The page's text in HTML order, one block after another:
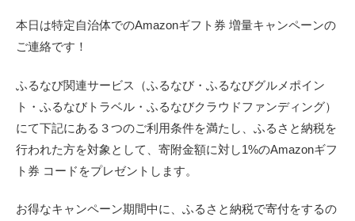
本日は特定自治体でのAmazonギフト券 増量キャンペーンの
ご連絡です！
ふるなび関連サービス（ふるなび・ふるなびグルメポイン
ト・ふるなびトラベル・ふるなびクラウドファンディング）
にて下記にある３つのご利用条件を満たし、ふるさと納税を
行われた方を対象として、寄附金額に対し1%のAmazonギフ
ト券 コードをプレゼントします。
お得なキャンペーン期間中に、ふるさと納税で寄付をするの